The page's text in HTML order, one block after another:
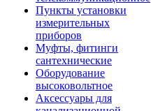
Пункты установки
измерительных
приборов
Муфты, фитинги
сантехнические
Оборудование
высоковольтное
Аксессуары для